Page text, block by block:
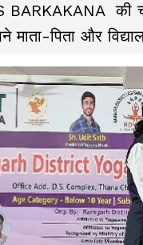
BARKAKANA की
माता-पिता और